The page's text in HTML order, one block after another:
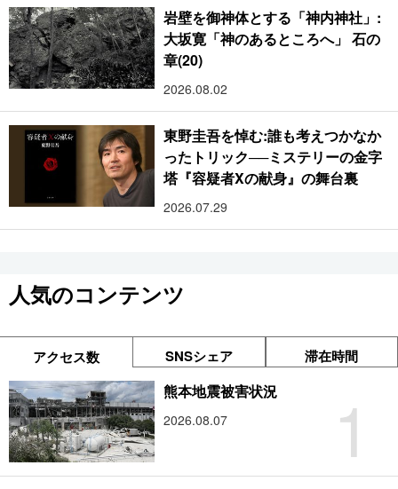
岩壁を御神体とする「神内神社」:
大坂寛「神のあるところへ」 石の
章(20)
2026.08.02
東野圭吾を悼む:誰も考えつかなか
ったトリック──ミステリーの金字
塔『容疑者Xの献身』の舞台裏
2026.07.29
人気のコンテンツ
アクセス数 SNSシェア 滞在時間
1
熊本地震被害状況
2026.08.07